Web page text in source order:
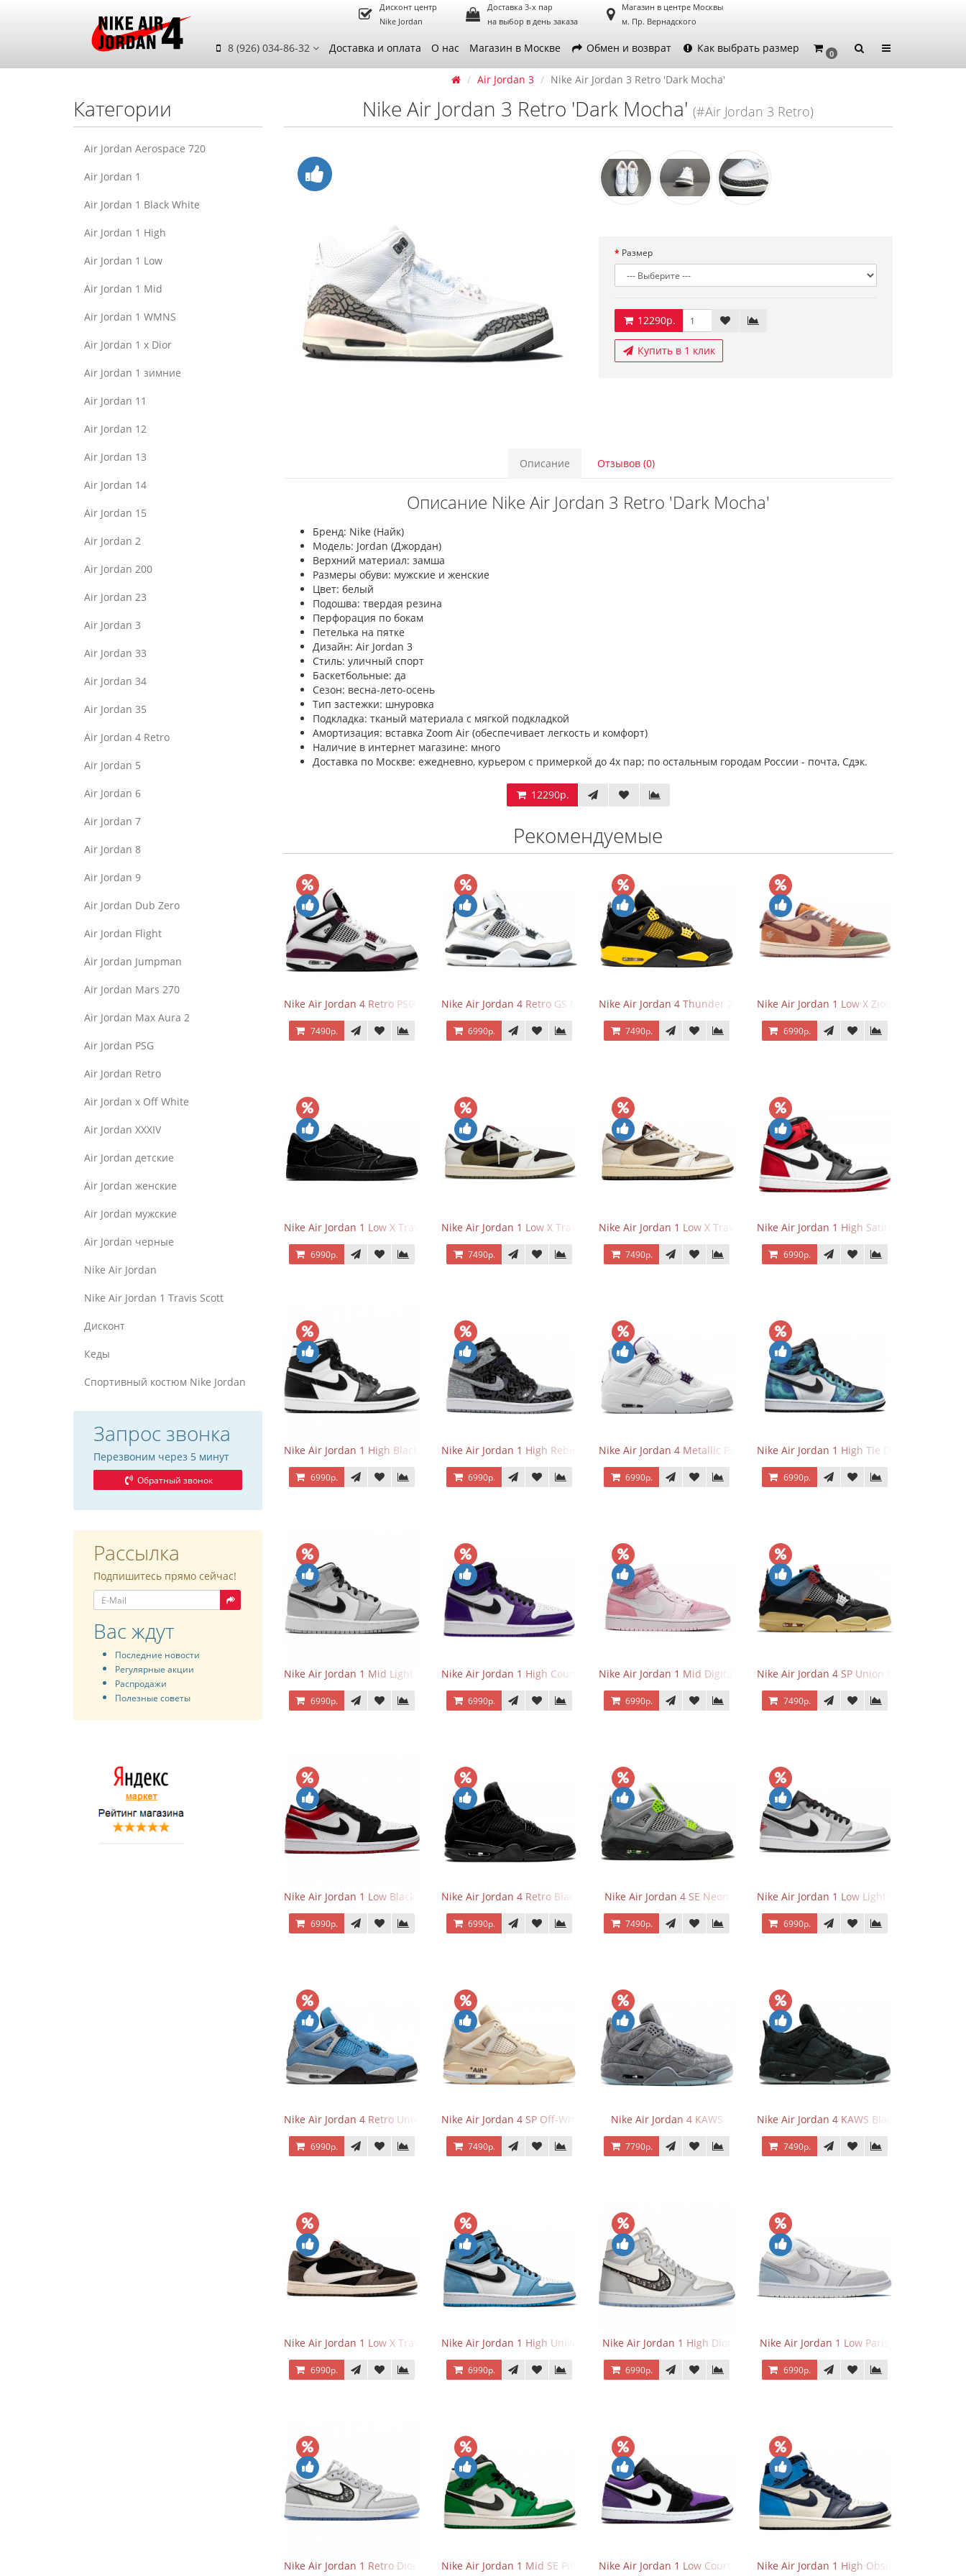
Дисконт центр
Nike Jordan
Доставка 3-х пар
на выбор в день заказа
Магазин в центре Москвы
м. Пр. Вернадского
8 (926) 034-86-32 Доставка и оплата О нас Магазин в Москве Обмен и возврат Как выбрать размер 0
Категории
Air Jordan Aerospace 720
Air Jordan 1
Air Jordan 1 Black White
Air Jordan 1 High
Air Jordan 1 Low
Air Jordan 1 Mid
Air Jordan 1 WMNS
Air Jordan 1 x Dior
Air Jordan 1 зимние
Air Jordan 11
Air Jordan 12
Air Jordan 13
Air Jordan 14
Air Jordan 15
Air Jordan 2
Air Jordan 200
Air Jordan 23
Air Jordan 3
Air Jordan 33
Air Jordan 34
Air Jordan 35
Air Jordan 4 Retro
Air Jordan 5
Air Jordan 6
Air Jordan 7
Air Jordan 8
Air Jordan 9
Air Jordan Dub Zero
Air Jordan Flight
Air Jordan Jumpman
Air Jordan Mars 270
Air Jordan Max Aura 2
Air Jordan PSG
Air Jordan Retro
Air Jordan x Off White
Air Jordan XXXIV
Air Jordan детские
Air Jordan женские
Air Jordan мужские
Air Jordan черные
Nike Air Jordan
Nike Air Jordan 1 Travis Scott
Дисконт
Кеды
Спортивный костюм Nike Jordan
Запрос звонка
Перезвоним через 5 минут
Обратный звонок
Рассылка
Подпишитесь прямо сейчас!
Вас ждут
Последние новости
Регулярные акции
Распродажи
Полезные советы
Air Jordan 3 Nike Air Jordan 3 Retro 'Dark Mocha'
Nike Air Jordan 3 Retro 'Dark Mocha' (#Air Jordan 3 Retro)
Размер
12290р.
Купить в 1 клик
Описание Отзывов (0)
Описание Nike Air Jordan 3 Retro 'Dark Mocha'
Бренд: Nike (Найк)
Модель: Jordan (Джордан)
Верхний материал: замша
Размеры обуви: мужские и женские
Цвет: белый
Подошва: твердая резина
Перфорация по бокам
Петелька на пятке
Дизайн: Air Jordan 3
Стиль: уличный спорт
Баскетбольные: да
Сезон: весна-лето-осень
Тип застежки: шнуровка
Подкладка: тканый материала с мягкой подкладкой
Амортизация: вставка Zoom Air (обеспечивает легкость и комфорт)
Наличие в интернет магазине: много
Доставка по Москве: ежедневно, курьером с примеркой до 4х пар; по остальным городам России - почта, Сдэк.
12290р.
Рекомендуемые
Nike Air Jordan 4 Retro PSG Paris Saint-Germain
7490р.
Nike Air Jordan 4 Retro GS Military Black
6990р.
Nike Air Jordan 4 Thunder 2023
7490р.
Nike Air Jordan 1 Low X Zion Williamson
6990р.
Nike Air Jordan 1 Low X Travis Scott Black Phantom
6990р.
Nike Air Jordan 1 Low X Travis Scott Olive
7490р.
Nike Air Jordan 1 Low X Travis Scott Reverse Mocha
7490р.
Nike Air Jordan 1 High Satin Black Toe
6990р.
Nike Air Jordan 1 High Black/White
6990р.
Nike Air Jordan 1 High Rebellionaire
6990р.
Nike Air Jordan 4 Metallic Pack Purple
6990р.
Nike Air Jordan 1 High Tie Dye
6990р.
Nike Air Jordan 1 Mid Light Smoke Grey
6990р.
Nike Air Jordan 1 High Court Purple 2.0
6990р.
Nike Air Jordan 1 Mid Digital Pink
6990р.
Nike Air Jordan 4 SP Union Off Noir
7490р.
Nike Air Jordan 1 Low Black Toe
6990р.
Nike Air Jordan 4 Retro Black Cat
6990р.
Nike Air Jordan 4 SE Neon
7490р.
Nike Air Jordan 1 Low Light Smoke Grey
6990р.
Nike Air Jordan 4 Retro University Blue
6990р.
Nike Air Jordan 4 SP Off-White Sail
7490р.
Nike Air Jordan 4 KAWS
7790р.
Nike Air Jordan 4 KAWS Black
7490р.
Nike Air Jordan 1 Low X Travis Scott
6990р.
Nike Air Jordan 1 High University Blue
6990р.
Nike Air Jordan 1 High Dior
6990р.
Nike Air Jordan 1 Low Paris
6990р.
Nike Air Jordan 1 Retro Dior Low Nike Air Jordan 1 Mid SE Pine GreenNike Air Jordan 1 Low Court PurpleNike Air Jordan 1 High Obsidian University